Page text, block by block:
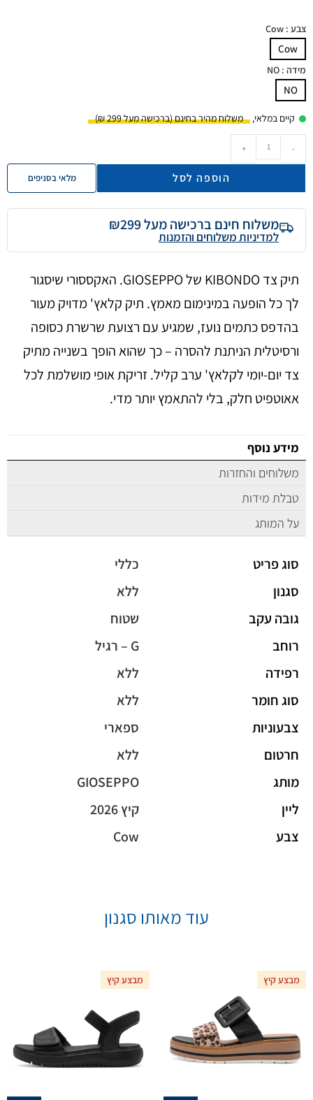
צבע : Cow
Cow
מידה : NO
NO
קיים במלאי,
-
+
הוספה לסל מלאי בסניפים
משלוח חינם ברכישה מעל ₪299
למדיניות משלוחים והזמנות
תיק צד KIBONDO של GIOSEPPO. האקססורי שיסגור
לך כל הופעה במינימום מאמץ. תיק קלאץ' מדויק מעור
בהדפס כתמים נועז, שמגיע עם רצועת שרשרת כסופה
ורסיטלית הניתנת להסרה – כך שהוא הופך בשנייה מתיק
צד יום-יומי לקלאץ' ערב קליל. זריקת אופי מושלמת לכל
אאוטפיט חלק, בלי להתאמץ יותר מדי.
מידע נוסף
משלוחים והחזרות
טבלת מידות
על המותג
סוג פריט
כללי
סגנון
ללא
גובה עקב
שטוח
רוחב
G – רגיל
רפידה
ללא
סוג חומר
ללא
צבעוניות
ספארי
חרטום
ללא
מותג
GIOSEPPO
ליין
קיץ 2026
צבע
Cow
עוד מאותו סגנון
מבצע קיץ מבצע קיץ